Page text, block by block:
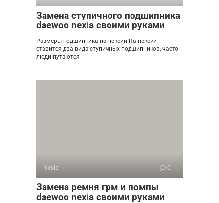
Замена ступичного подшипника
daewoo nexia своими руками
Размеры подшипника на нексии На нексии
ставится два вида ступичных подшипников, часто
люди путаются
Nexia 0
Замена ремня грм и помпы
daewoo nexia своими руками